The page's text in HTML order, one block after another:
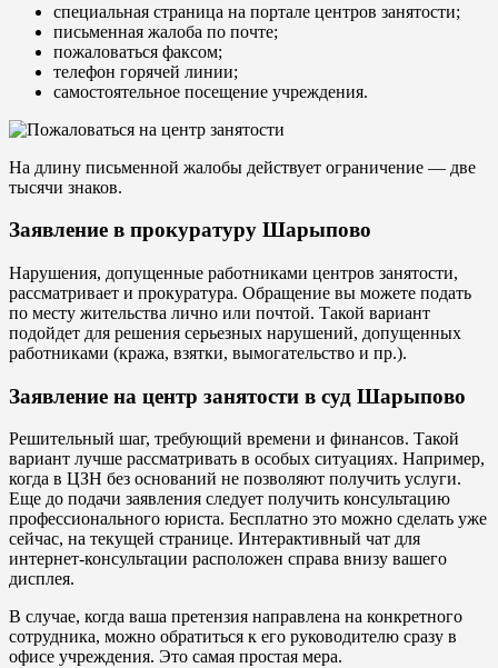
специальная страница на портале центров занятости;
письменная жалоба по почте;
пожаловаться факсом;
телефон горячей линии;
самостоятельное посещение учреждения.
На длину письменной жалобы действует ограничение — две
тысячи знаков.
Заявление в прокуратуру Шарыпово
Нарушения, допущенные работниками центров занятости,
рассматривает и прокуратура. Обращение вы можете подать
по месту жительства лично или почтой. Такой вариант
подойдет для решения серьезных нарушений, допущенных
работниками (кража, взятки, вымогательство и пр.).
Заявление на центр занятости в суд Шарыпово
Решительный шаг, требующий времени и финансов. Такой
вариант лучше рассматривать в особых ситуациях. Например,
когда в ЦЗН без оснований не позволяют получить услуги.
Еще до подачи заявления следует получить консультацию
профессионального юриста. Бесплатно это можно сделать уже
сейчас, на текущей странице. Интерактивный чат для
интернет-консультации расположен справа внизу вашего
дисплея.
В случае, когда ваша претензия направлена на конкретного
сотрудника, можно обратиться к его руководителю сразу в
офисе учреждения. Это самая простая мера.